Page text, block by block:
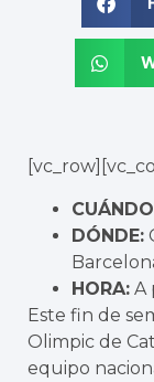
DÓNDE:
HORA: A
Este fin de
Olimpic de
equipo